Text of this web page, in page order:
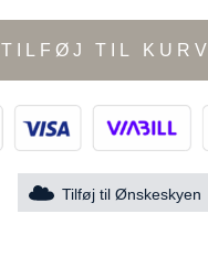
TILFØJ TIL KURV
Tilføj til Ønskeskyen